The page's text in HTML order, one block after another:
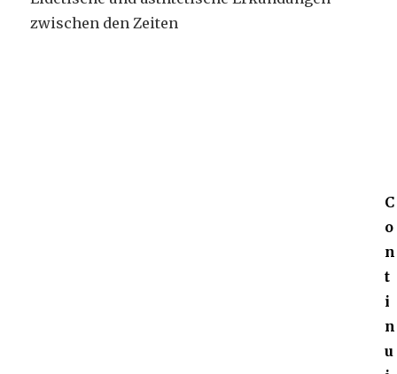
zwischen den Zeiten
C
o
n
t
i
n
u